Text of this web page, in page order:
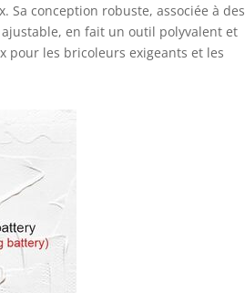
Sa conception robuste, associée à des
en fait un outil polyvalent et
pour les bricoleurs exigeants et les